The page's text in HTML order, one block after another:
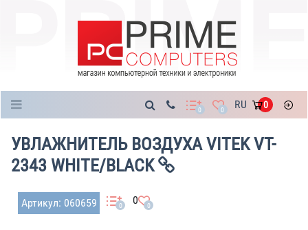
0 0 RU 0
УВЛАЖНИТЕЛЬ ВОЗДУХА VITEK VT-
2343 WHITE/BLACK
Артикул: 060659 0 0 0